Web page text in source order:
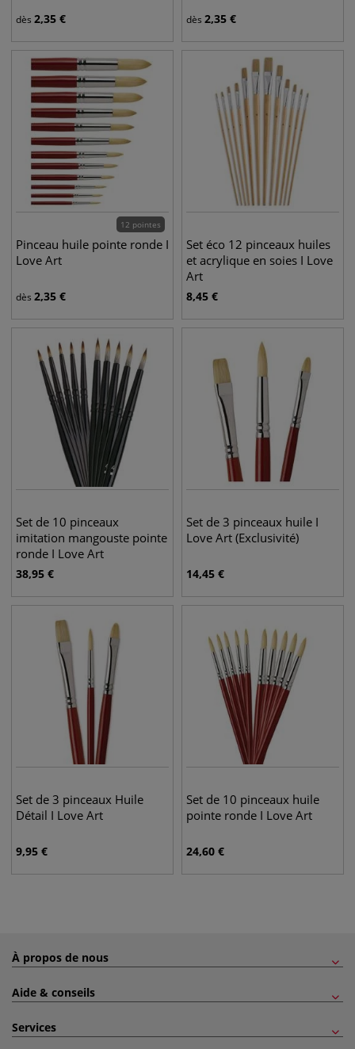
dès 2,35 € dès 2,35 €
12 pointes
Pinceau huile pointe ronde I
Love Art
dès 2,35 €
Set éco 12 pinceaux huiles
et acrylique en soies I Love
Art
8,45 €
Set de 10 pinceaux
imitation mangouste pointe
ronde I Love Art
38,95 €
Set de 3 pinceaux huile I
Love Art (Exclusivité)
14,45 €
Set de 3 pinceaux Huile
Détail I Love Art
9,95 €
Set de 10 pinceaux huile
pointe ronde I Love Art
24,60 €
À propos de nous
Aide & conseils
Services